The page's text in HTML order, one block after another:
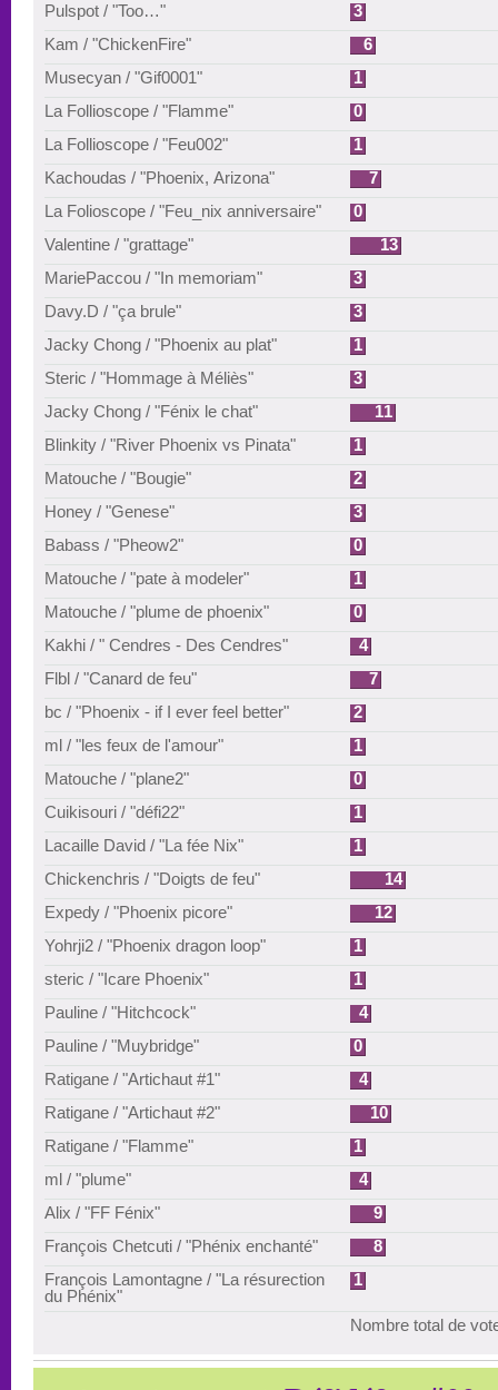
Pulspot / "Too…"
3
Kam / "ChickenFire"
6
Musecyan / "Gif0001"
1
La Follioscope / "Flamme"
0
La Follioscope / "Feu002"
1
Kachoudas / "Phoenix, Arizona"
7
La Folioscope / "Feu_nix anniversaire"
0
Valentine / "grattage"
13
MariePaccou / "In memoriam"
3
Davy.D / "ça brule"
3
Jacky Chong / "Phoenix au plat"
1
Steric / "Hommage à Méliès"
3
Jacky Chong / "Fénix le chat"
11
Blinkity / "River Phoenix vs Pinata"
1
Matouche / "Bougie"
2
Honey / "Genese"
3
Babass / "Pheow2"
0
Matouche / "pate à modeler"
1
Matouche / "plume de phoenix"
0
Kakhi / " Cendres - Des Cendres"
4
Flbl / "Canard de feu"
7
bc / "Phoenix - if I ever feel better"
2
ml / "les feux de l'amour"
1
Matouche / "plane2"
0
Cuikisouri / "défi22"
1
Lacaille David / "La fée Nix"
1
Chickenchris / "Doigts de feu"
14
Expedy / "Phoenix picore"
12
Yohrji2 / "Phoenix dragon loop"
1
steric / "Icare Phoenix"
1
Pauline / "Hitchcock"
4
Pauline / "Muybridge"
0
Ratigane / "Artichaut #1"
4
Ratigane / "Artichaut #2"
10
Ratigane / "Flamme"
1
ml / "plume"
4
Alix / "FF Fénix"
9
François Chetcuti / "Phénix enchanté"
8
François Lamontagne / "La résurection
du Phénix"
1
Nombre total de